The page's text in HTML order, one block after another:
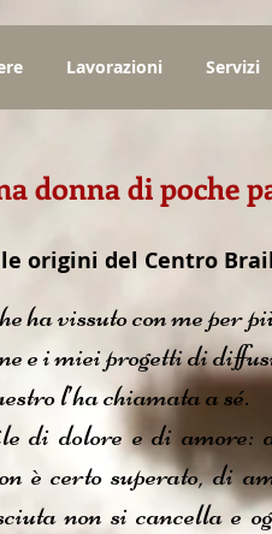
Lavorazioni Servizi
donna di poche
origini del Centro
ha vissuto con me per
e i miei progetti di
l’ha chiamata a sé.
di dolore e di
è certo superato, di
non si cancella e